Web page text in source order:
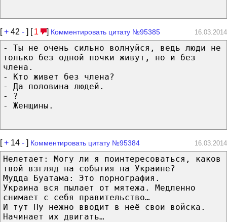
[+ 42 - ] [ 1 ] Комментировать цитату №95385 16.03.2014
- Ты не очень сильно волнуйся, ведь люди не
только без одной почки живут, но и без
члена.
- Кто живет без члена?
- Да половина людей.
- ?
- Женщины.
[+ 14 - ] Комментировать цитату №95384 16.03.2014
Нелетает: Могу ли я поинтересоваться, каков
твой взгляд на события на Украине?
Мудда Буатама: Это порнография.
Украина вся пылает от мятежа. Медленно
снимает с себя правительство…
И тут Пу нежно вводит в неё свои войска.
Начинает их двигать…